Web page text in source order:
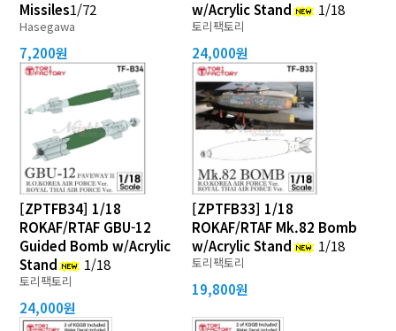
Missiles1/72
Hasegawa
7,200원
w/Acrylic Stand
1/18
토리팩토리
24,000원
[ZPTFB34] 1/18
ROKAF/RTAF GBU-12
Guided Bomb w/Acrylic
Stand
1/18
토리팩토리
24,000원
[ZPTFB33] 1/18
ROKAF/RTAF Mk.82 Bomb
w/Acrylic Stand
1/18
토리팩토리
19,800원